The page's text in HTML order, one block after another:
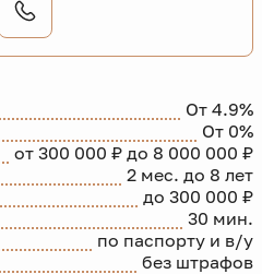
От 4.9%
От 0%
от 300 000 ₽ до 8 000 000 ₽
2 мес. до 8 лет
до 300 000 ₽
30 мин.
по паспорту и в/у
без штрафов